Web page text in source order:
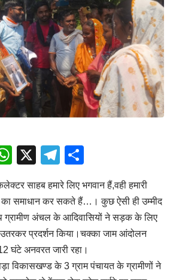
WhatsApp
X Telegram
साहब हमारे लिए भगवान हैं,वही हमारी
समाधान कर सकते हैं…। कुछ ऐसी ही उम्मीद
ग्रामीण अंचल के आदिवासियों ने सड़क के लिए
प्रदर्शन किया।चक्का जाम आंदोलन
घंटे अनवरत जारी रहा।
विकासखण्ड के 3 ग्राम पंचायत के ग्रामीणों ने